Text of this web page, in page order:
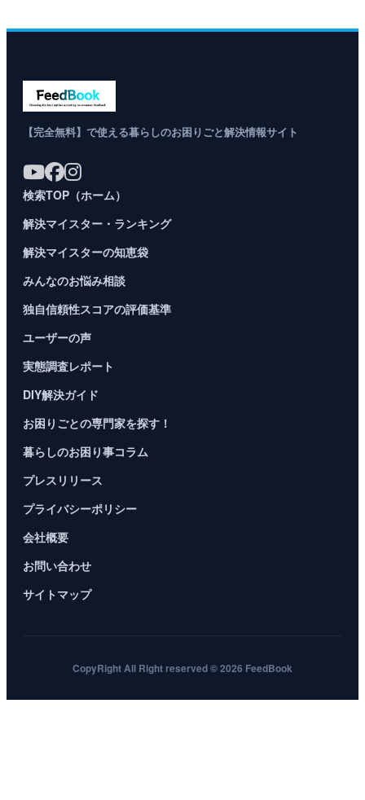
【完全無料】で使える暮らしのお困りごと解決情報サイト
検索TOP（ホーム）
解決マイスター・ランキング
解決マイスターの知恵袋
みんなのお悩み相談
独自信頼性スコアの評価基準
ユーザーの声
実態調査レポート
DIY解決ガイド
お困りごとの専門家を探す！
暮らしのお困り事コラム
プレスリリース
プライバシーポリシー
会社概要
お問い合わせ
サイトマップ
CopyRight All Right reserved © 2026 FeedBook